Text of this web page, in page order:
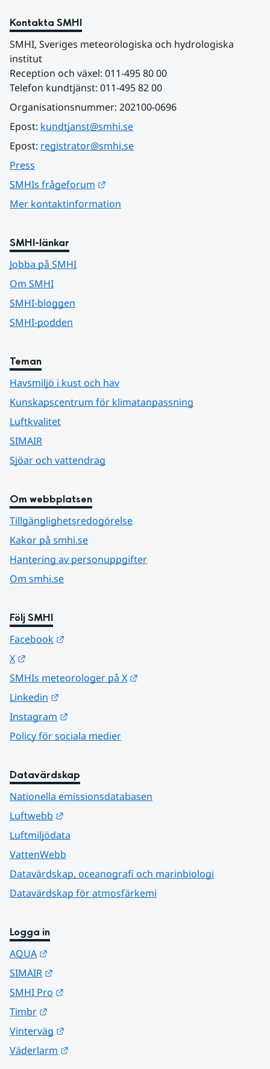
Kontakta SMHI
SMHI, Sveriges meteorologiska och hydrologiska
institut
Reception och växel: 011-495 80 00
Telefon kundtjänst: 011-495 82 00
Organisationsnummer: 202100-0696
Epost: kundtjanst@smhi.se
Epost: registrator@smhi.se
Press
SMHIs frågeforum
Mer kontaktinformation
SMHI-länkar
Jobba på SMHI
Om SMHI
SMHI-bloggen
SMHI-podden
Teman
Havsmiljö i kust och hav
Kunskapscentrum för klimatanpassning
Luftkvalitet
SIMAIR
Sjöar och vattendrag
Om webbplatsen
Tillgänglighetsredogörelse
Kakor på smhi.se
Hantering av personuppgifter
Om smhi.se
Följ SMHI
Facebook
X
SMHIs meteorologer på X
Linkedin
Instagram
Policy för sociala medier
Datavärdskap
Nationella emissionsdatabasen
Luftwebb
Luftmiljödata
VattenWebb
Datavärdskap, oceanografi och marinbiologi
Datavärdskap för atmosfärkemi
Logga in
AQUA
SIMAIR
SMHI Pro
Timbr
Vinterväg
Väderlarm